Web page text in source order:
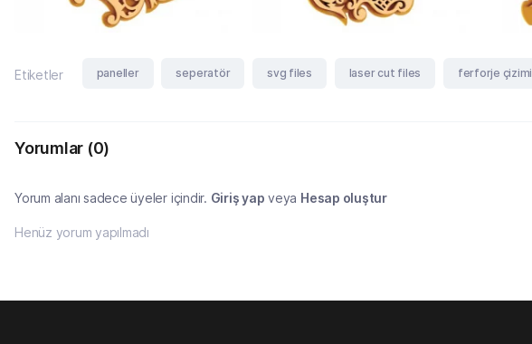
Etiketler paneller seperatör svg files laser cut files ferforje çizimi
Yorumlar (0)
Yorum alanı sadece üyeler içindir. Giriş yap veya Hesap oluştur
Henüz yorum yapılmadı